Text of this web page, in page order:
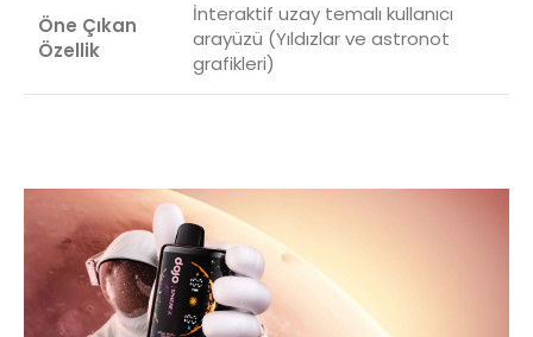
Öne Çıkan
Özellik
İnteraktif uzay temalı kullanıcı
arayüzü (Yıldızlar ve astronot
grafikleri)